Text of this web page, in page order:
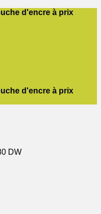
d'encre à prix
d'encre à prix
DW